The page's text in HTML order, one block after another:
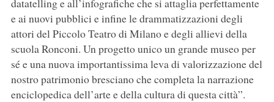
datatelling e all’infografiche che si attaglia perfettamente
e ai nuovi pubblici e infine le drammatizzazioni degli
attori del Piccolo Teatro di Milano e degli allievi della
scuola Ronconi. Un progetto unico un grande museo per
sé e una nuova importantissima leva di valorizzazione del
nostro patrimonio bresciano che completa la narrazione
enciclopedica dell’arte e della cultura di questa città”.